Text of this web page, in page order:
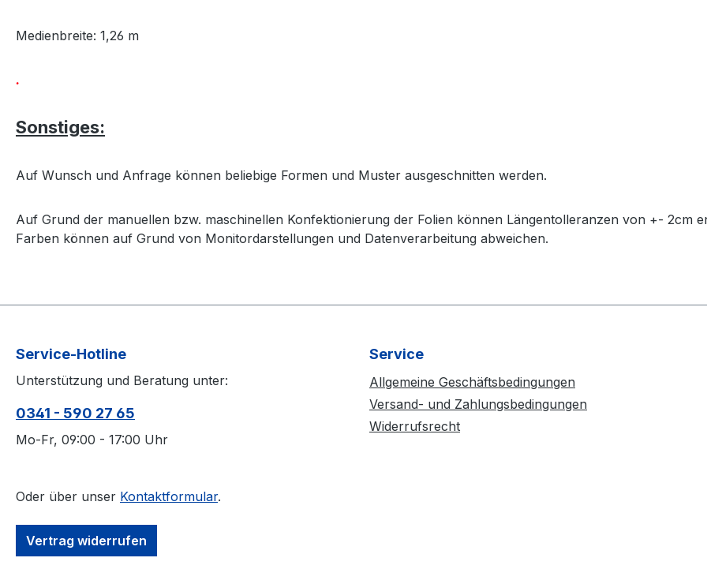
Medienbreite: 1,26 m
.
Sonstiges:
Auf Wunsch und Anfrage können beliebige Formen und Muster ausgeschnitten werden.
Auf Grund der manuellen bzw. maschinellen Konfektionierung der Folien können Längentolleranzen von +- 2cm
Farben können auf Grund von Monitordarstellungen und Datenverarbeitung abweichen.
Service-Hotline
Unterstützung und Beratung unter:
0341 - 590 27 65
Mo-Fr, 09:00 - 17:00 Uhr
Oder über unser Kontaktformular.
Vertrag widerrufen
Service
Allgemeine Geschäftsbedingungen
Versand- und Zahlungsbedingungen
Widerrufsrecht